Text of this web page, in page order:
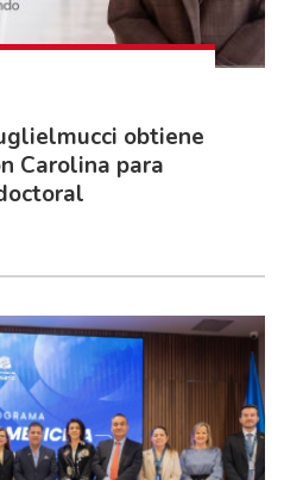
obtiene
Carolina para